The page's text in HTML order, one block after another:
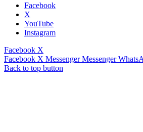
Facebook
X
YouTube
Instagram
Facebook X
Facebook X Messenger Messenger
Back to top button